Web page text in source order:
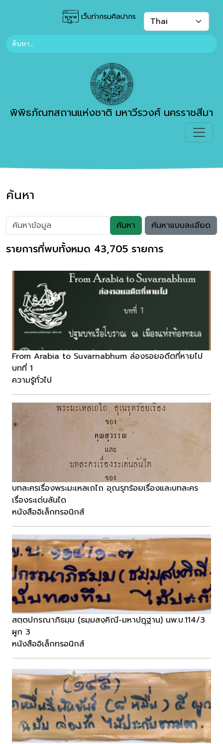
เว็บท่ากรมศิลปากร
พิพิธภัณฑสถานแห่งชาติ มหาวีรวงศ์ นครราชสีมา
ค้นหา
ค้นหา ค้นหาแบบละเอียด
รายการที่พบทั้งหมด 43,705 รายการ
From Arabia to Suvarnabhum ล่องรอยอดีตที่หายไป
บทที่ 1
ความรู้ทั่วไป
บทละครเรื่องพระมะเหลเถไถ อุณรุทร้อยเรื่องและบทละคร
เรื่องระเด่นลันได
หนังสืออิเล็กทรอนิกส์
สตฺตปกรณาภิธมฺม (ธมฺมสงฺคิณี-มหาปฎฺฺฐาน) นพ.บ.114/3
ผูก 3
หนังสืออิเล็กทรอนิกส์